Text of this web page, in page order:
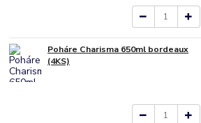
Poháre Charisma 650ml bordeaux
(4KS)